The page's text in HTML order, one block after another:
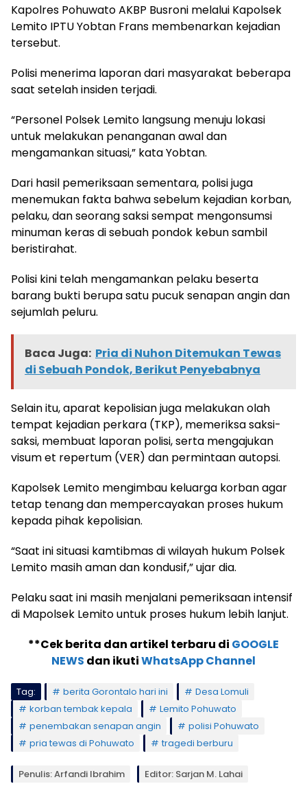
Kapolres Pohuwato AKBP Busroni melalui Kapolsek
Lemito IPTU Yobtan Frans membenarkan kejadian
tersebut.
Polisi menerima laporan dari masyarakat beberapa
saat setelah insiden terjadi.
“Personel Polsek Lemito langsung menuju lokasi
untuk melakukan penanganan awal dan
mengamankan situasi,” kata Yobtan.
Dari hasil pemeriksaan sementara, polisi juga
menemukan fakta bahwa sebelum kejadian korban,
pelaku, dan seorang saksi sempat mengonsumsi
minuman keras di sebuah pondok kebun sambil
beristirahat.
Polisi kini telah mengamankan pelaku beserta
barang bukti berupa satu pucuk senapan angin dan
sejumlah peluru.
Baca Juga: Pria di Nuhon Ditemukan Tewas
di Sebuah Pondok, Berikut Penyebabnya
Selain itu, aparat kepolisian juga melakukan olah
tempat kejadian perkara (TKP), memeriksa saksi-
saksi, membuat laporan polisi, serta mengajukan
visum et repertum (VER) dan permintaan autopsi.
Kapolsek Lemito mengimbau keluarga korban agar
tetap tenang dan mempercayakan proses hukum
kepada pihak kepolisian.
“Saat ini situasi kamtibmas di wilayah hukum Polsek
Lemito masih aman dan kondusif,” ujar dia.
Pelaku saat ini masih menjalani pemeriksaan intensif
di Mapolsek Lemito untuk proses hukum lebih lanjut.
**Cek berita dan artikel terbaru di GOOGLE
NEWS dan ikutiWhatsApp Channel
Tag: berita Gorontalo hari ini
Desa Lomuli
korban tembak kepala
Lemito Pohuwato
penembakan senapan angin
polisi Pohuwato
pria tewas di Pohuwato
tragedi berburu
Penulis: Arfandi Ibrahim Editor: Sarjan M. Lahai